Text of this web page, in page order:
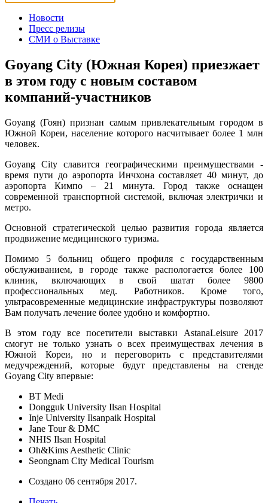
Новости
Пресс релизы
СМИ о Выставке
Goyang City (Южная Корея) приезжает
в этом году с новым составом
компаний-участников
Goyang (Гоян) признан самым привлекательным городом в
Южной Кореи, население которого насчитывает более 1 млн
человек.
Goyang City славится географическими преимуществами -
время пути до аэропорта Инчхона составляет 40 минут, до
аэропорта Кимпо – 21 минута. Город также оснащен
современной транспортной системой, включая электрички и
метро.
Основной стратегической целью развития города является
продвижение медицинского туризма.
Помимо 5 больниц общего профиля с государственным
обслуживанием, в городе также распологается более 100
клиник, включающих в свой шатат более 9800
профессиональных мед. Работников. Кроме того,
ультрасовременные медицинские инфраструктуры позволяют
Вам получать лечение более удобно и комфортно.
В этом году все посетители выставки AstanaLeisure 2017
смогут не только узнать о всех преимуществах лечения в
Южной Кореи, но и переговорить с представителями
медучреждений, которые будут представлены на стенде
Goyang City впервые:
BT Medi
Dongguk University Ilsan Hospital
Inje University Ilsanpaik Hospital
Jane Tour & DMC
NHIS Ilsan Hospital
Oh&Kims Aesthetic Clinic
Seongnam City Medical Tourism
Создано 06 сентября 2017.